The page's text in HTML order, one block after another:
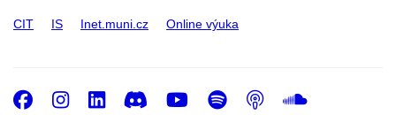
CIT IS Inet.muni.cz Online výuka
Facebook
Instagram
LinkedIn
DiscordYoutube
Spotify
Podcast